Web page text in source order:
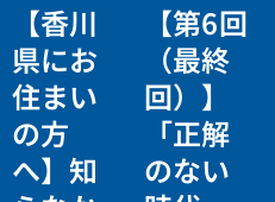
【香川
県にお
住まい
の方
へ】知
【第6回
（最終
回）】
「正解
のない